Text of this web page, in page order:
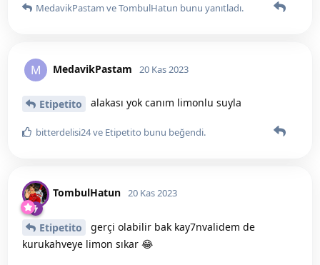
MedavikPastam veTombulHatun bunu yanıtladı.
M MedavikPastam 20 Kas 2023
Etipetito alakası yok canım limonlu suyla
bitterdelisi24ve Etipetito bunu beğendi.
TombulHatun 20 Kas 2023
Etipetito
gerçi olabilir bak kay7nvalidem de
kurukahveye limon sıkar 😂